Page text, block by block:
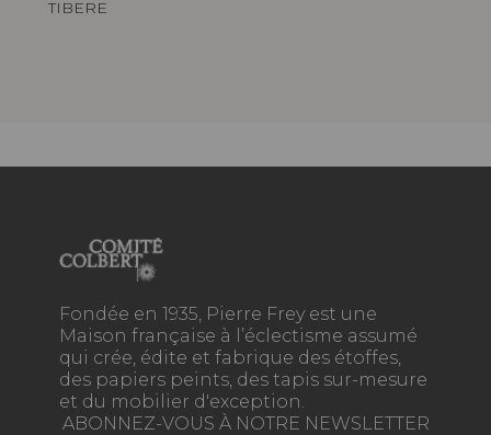
TIBERE
Fondée en 1935, Pierre Frey est une
Maison française à l’éclectisme assumé
qui crée, édite et fabrique des étoffes,
des papiers peints, des tapis sur-mesure
et du mobilier d'exception.
ABONNEZ-VOUS À NOTRE NEWSLETTER